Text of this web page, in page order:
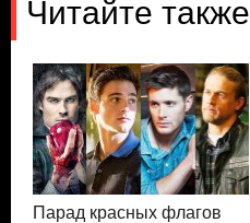
Читайте также
Парад красных флагов